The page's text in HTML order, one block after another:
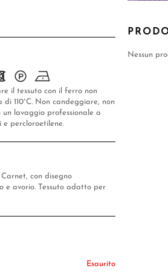
il tessuto con il ferro non
110°C. Non candeggiare, non
un lavaggio professionale a
e percloroetilene.
con disegno
e avorio. Tessuto adatto per
Esaurito
Nessun